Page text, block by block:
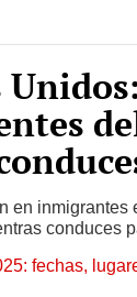
en
conduces
fechas,